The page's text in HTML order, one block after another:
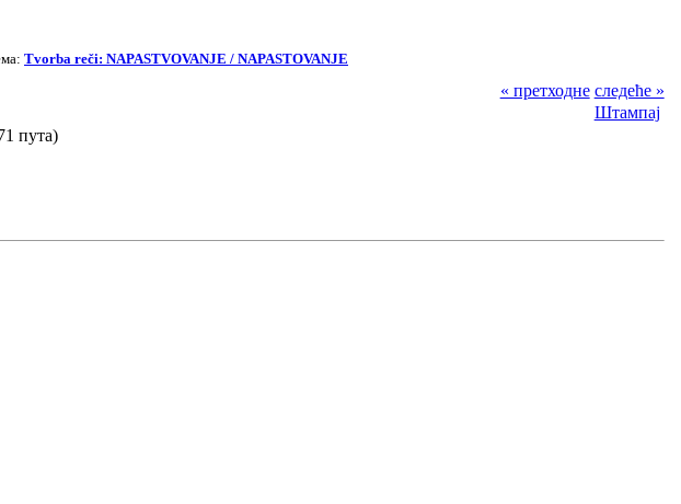
Tvorba reči: NAPASTVOVANJE / NAPASTOVANJE
« претходне следеће »
Штампај
пута)